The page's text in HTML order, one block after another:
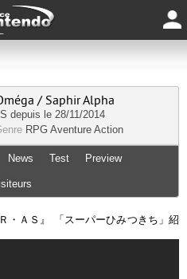
/ Saphir Alpha
depuis le 28/11/2014
RPG Aventure Action
News Test Preview
・ＡＳ』 「スーパーひみつきち」紹